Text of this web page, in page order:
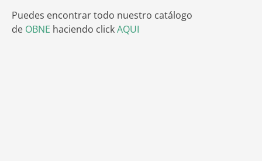
Puedes encontrar todo nuestro catálogo
de OBNE haciendo clickAQUI